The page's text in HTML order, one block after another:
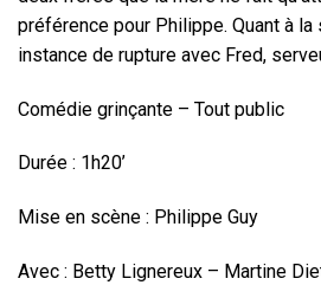
préférence pour Philippe. Quant à
instance de rupture avec Fred,
Comédie grinçante – Tout public
Durée : 1h20’
Mise en scène : Philippe Guy
Avec : Betty Lignereux – Martine